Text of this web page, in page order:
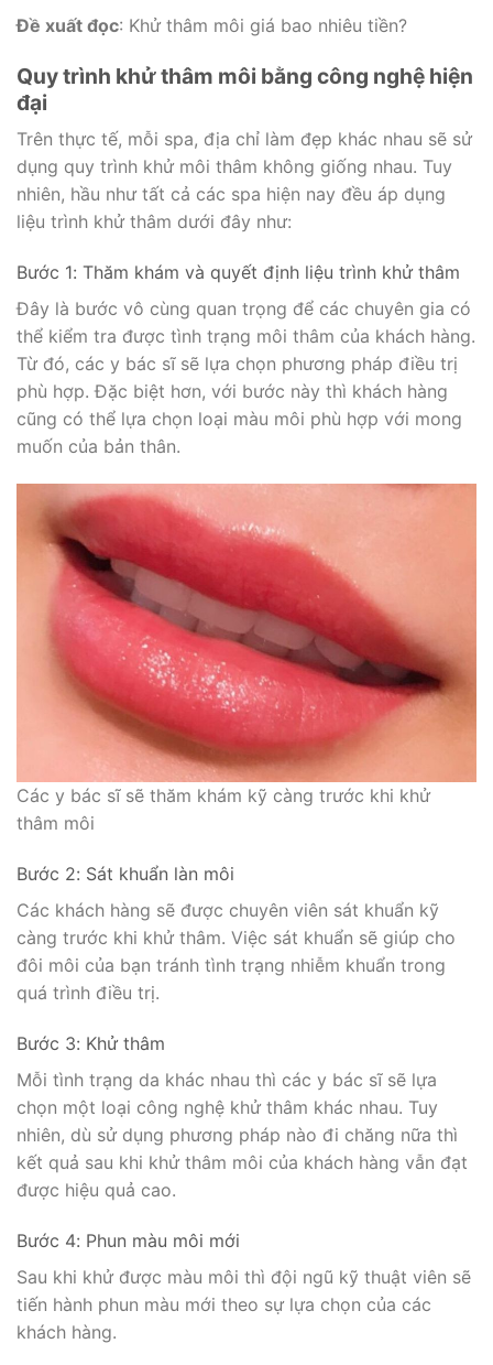
Đề xuất đọc: Khử thâm môi giá bao nhiêu tiền?
Quy trình khử thâm môi bằng công nghệ hiện
đại
Trên thực tế, mỗi spa, địa chỉ làm đẹp khác nhau sẽ sử
dụng quy trình khử môi thâm không giống nhau. Tuy
nhiên, hầu như tất cả các spa hiện nay đều áp dụng
liệu trình khử thâm dưới đây như:
Bước 1: Thăm khám và quyết định liệu trình khử thâm
Đây là bước vô cùng quan trọng để các chuyên gia có
thể kiểm tra được tình trạng môi thâm của khách hàng.
Từ đó, các y bác sĩ sẽ lựa chọn phương pháp điều trị
phù hợp. Đặc biệt hơn, với bước này thì khách hàng
cũng có thể lựa chọn loại màu môi phù hợp với mong
muốn của bản thân.
Các y bác sĩ sẽ thăm khám kỹ càng trước khi khử
thâm môi
Bước 2: Sát khuẩn làn môi
Các khách hàng sẽ được chuyên viên sát khuẩn kỹ
càng trước khi khử thâm. Việc sát khuẩn sẽ giúp cho
đôi môi của bạn tránh tình trạng nhiễm khuẩn trong
quá trình điều trị.
Bước 3: Khử thâm
Mỗi tình trạng da khác nhau thì các y bác sĩ sẽ lựa
chọn một loại công nghệ khử thâm khác nhau. Tuy
nhiên, dù sử dụng phương pháp nào đi chăng nữa thì
kết quả sau khi khử thâm môi của khách hàng vẫn đạt
được hiệu quả cao.
Bước 4: Phun màu môi mới
Sau khi khử được màu môi thì đội ngũ kỹ thuật viên sẽ
tiến hành phun màu mới theo sự lựa chọn của các
khách hàng.